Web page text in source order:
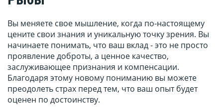
Вы меняете свое мышление, когда по-настоящему
цените свои знания и уникальную точку зрения. Вы
начинаете понимать, что ваш вклад - это не просто
проявление доброты, а ценное качество,
заслуживающее признания и компенсации.
Благодаря этому новому пониманию вы можете
преодолеть страх перед тем, что ваш опыт будет
оценен по достоинству.